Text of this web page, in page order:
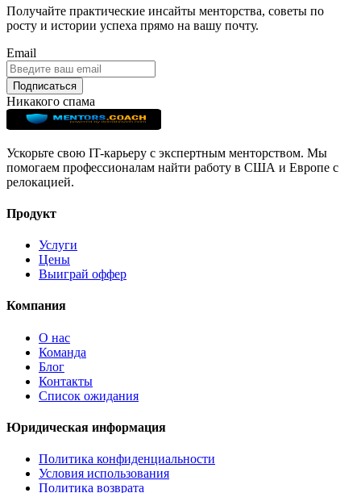
Получайте практические инсайты менторства, советы по
росту и истории успеха прямо на вашу почту.
Email
Подписаться
Никакого спама
Ускорьте свою IT-карьеру с экспертным менторством. Мы
помогаем профессионалам найти работу в США и Европе с
релокацией.
Продукт
Услуги
Цены
Выиграй оффер
Компания
О нас
Команда
Блог
Контакты
Список ожидания
Юридическая информация
Политика конфиденциальности
Условия использования
Политика возврата